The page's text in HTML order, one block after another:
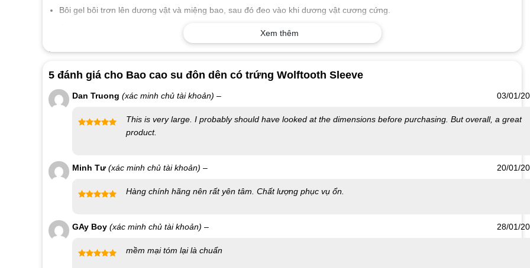
Bôi gel bôi trơn lên dương vật và miệng bao, sau đó đeo vào khi dương vật cương cứng.
Lưu Ý Khi Sử Dụng Bao Cao Su Đôn Dên Da Nâu HongKong Balie:
Không sử dụng chung sản phẩm với người khác để tránh lây nhiễm bệnh qua đường tình dục.
Sử dụng gel bôi trơn để tránh đau rát và làm cho trải nghiệm yêu thêm dễ chịu.
Shop bao cao su Nha Trang
Địa chỉ:
Website đặt hàng:
Xem thêm
5 đánh giá cho Bao cao su đôn dên có trứng Wolftooth Sleeve
Dan Truong (xác minh chủ tài khoản) – 03/01/
This is very large. I probably should have looked at the dimensions before purchasing. But overall, a great
product.
sao
Minh Tư(xác minh chủ tài khoản) – 20/01/
Hàng chính hãng nên rất yên tâm. Chất lượng phục vụ ổn.
GAy Boy (xác minh chủ tài khoản) – 28/01/
mềm mại tóm lại là chuẩn